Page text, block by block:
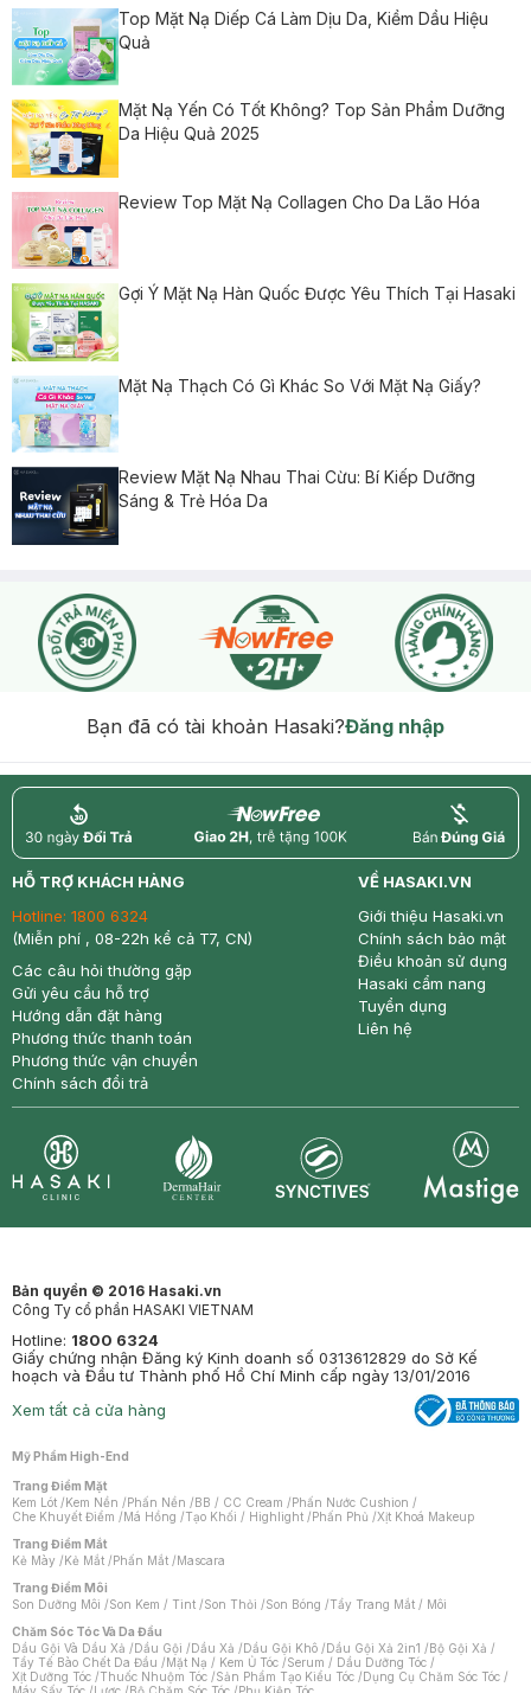
Top Mặt Nạ Diếp Cá Làm Dịu Da, Kiềm Dầu Hiệu
Quả
Mặt Nạ Yến Có Tốt Không? Top Sản Phẩm Dưỡng
Da Hiệu Quả 2025
Review Top Mặt Nạ Collagen Cho Da Lão Hóa
Gợi Ý Mặt Nạ Hàn Quốc Được Yêu Thích Tại Hasaki
Mặt Nạ Thạch Có Gì Khác So Với Mặt Nạ Giấy?
Review Mặt Nạ Nhau Thai Cừu: Bí Kiếp Dưỡng
Sáng & Trẻ Hóa Da
Bạn đã có tài khoản Hasaki?Đăng nhập
return nowfree price
HỖ TRỢ KHÁCH HÀNG
Hotline: 1800 6324
(Miễn phí , 08-22h kể cả T7, CN)
Các câu hỏi thường gặp
Gửi yêu cầu hỗ trợ
Hướng dẫn đặt hàng
Phương thức thanh toán
Phương thức vận chuyển
Chính sách đổi trả
VỀ HASAKI.VN
Giới thiệu Hasaki.vn
Chính sách bảo mật
Điều khoản sử dụng
Hasaki cẩm nang
Tuyển dụng
Liên hệ
Bản quyền © 2016 Hasaki.vn
Công Ty cổ phần HASAKI VIETNAM
Hotline: 1800 6324
Giấy chứng nhận Đăng ký Kinh doanh số 0313612829 do Sở Kế
hoạch và Đầu tư Thành phố Hồ Chí Minh cấp ngày 13/01/2016
Xem tất cả cửa hàng
Mỹ Phẩm High-End
Trang Điểm Mặt
Kem Lót /Kem Nền /Phấn Nền /BB / CC Cream /Phấn Nước Cushion /
Che Khuyết Điểm /Má Hồng /Tạo Khối / Highlight /Phấn Phủ /Xịt Khoá Makeup
Trang Điểm Mắt
Kẻ Mày /Kẻ Mắt /Phấn Mắt /Mascara
Trang Điểm Môi
Son Dưỡng Môi /Son Kem / Tint /Son Thỏi /Son Bóng /Tẩy Trang Mắt / Môi
Chăm Sóc Tóc Và Da Đầu
Dầu Gội Và Dầu Xả /Dầu Gội /Dầu Xả /Dầu Gội Khô /Dầu Gội Xả 2in1 /Bộ Gội Xả /
Tẩy Tế Bào Chết Da Đầu /Mặt Nạ / Kem Ủ Tóc /Serum / Dầu Dưỡng Tóc /
Xịt Dưỡng Tóc /Thuốc Nhuộm Tóc /Sản Phẩm Tạo Kiểu Tóc /Dụng Cụ Chăm Sóc Tóc /